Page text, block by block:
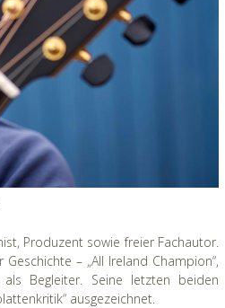
Produzent sowie freier Fachautor.
– „All Ireland Champion“,
Begleiter. Seine letzten beiden
ausgezeichnet.